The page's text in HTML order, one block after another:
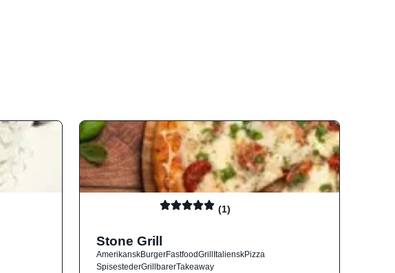
(1)
Stone Grill
AmerikanskBurgerFastfoodGrillItalienskPizza
SpisestederGrillbarerTakeaway